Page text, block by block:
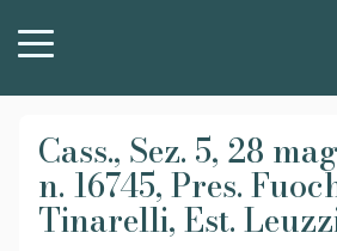
Cass., Sez. 5, 28
n. 16745, Pres.
Tinarelli, Est.